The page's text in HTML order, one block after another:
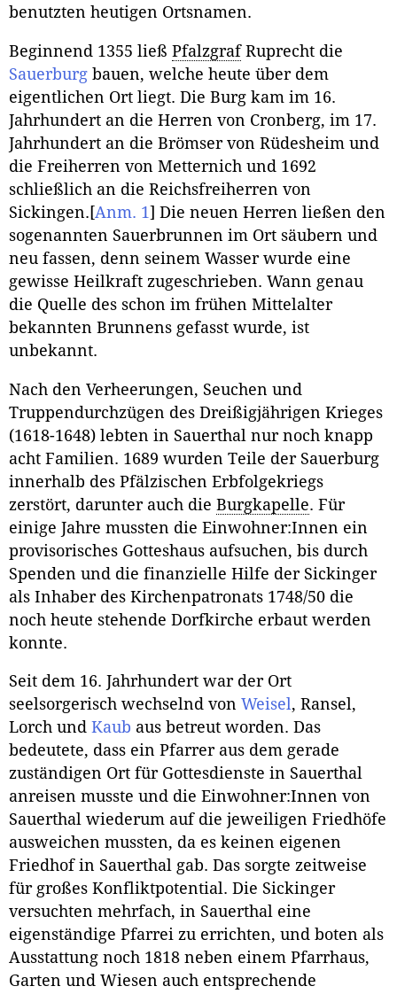
benutzten heutigen Ortsnamen.
Beginnend 1355 ließ PfalzgrafRuprecht die
Sauerburg bauen, welche heute über dem
eigentlichen Ort liegt. Die Burg kam im 16.
Jahrhundert an die Herren von Cronberg, im 17.
Jahrhundert an die Brömser von Rüdesheim und
die Freiherren von Metternich und 1692
schließlich an die Reichsfreiherren von
Sickingen. [Anm. 1] Die neuen Herren ließen den
sogenannten Sauerbrunnen im Ort säubern und
neu fassen, denn seinem Wasser wurde eine
gewisse Heilkraft zugeschrieben. Wann genau
die Quelle des schon im frühen Mittelalter
bekannten Brunnens gefasst wurde, ist
unbekannt.
Nach den Verheerungen, Seuchen und
Truppendurchzügen des Dreißigjährigen Krieges
(1618-1648) lebten in Sauerthal nur noch knapp
acht Familien. 1689 wurden Teile der Sauerburg
innerhalb des Pfälzischen Erbfolgekriegs
zerstört, darunter auch die Burgkapelle. Für
einige Jahre mussten die Einwohner:Innen ein
provisorisches Gotteshaus aufsuchen, bis durch
Spenden und die finanzielle Hilfe der Sickinger
als Inhaber des Kirchenpatronats 1748/50 die
noch heute stehende Dorfkirche erbaut werden
konnte.
Seit dem 16. Jahrhundert war der Ort
seelsorgerisch wechselnd von Weisel, Ransel,
Lorch und Kaub aus betreut worden. Das
bedeutete, dass ein Pfarrer aus dem gerade
zuständigen Ort für Gottesdienste in Sauerthal
anreisen musste und die Einwohner:Innen von
Sauerthal wiederum auf die jeweiligen Friedhöfe
ausweichen mussten, da es keinen eigenen
Friedhof in Sauerthal gab. Das sorgte zeitweise
für großes Konfliktpotential. Die Sickinger
versuchten mehrfach, in Sauerthal eine
eigenständige Pfarrei zu errichten, und boten als
Ausstattung noch 1818 neben einem Pfarrhaus,
Garten und Wiesen auch entsprechende